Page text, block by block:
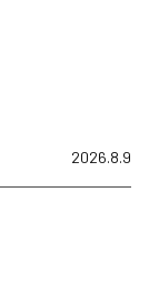
2026.8.9